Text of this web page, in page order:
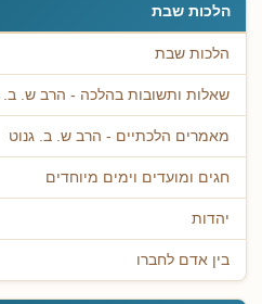
הלכות שבת
הלכות שבת
שאלות ותשובות בהלכה - הרב ש. ב.
מאמרים הלכתיים - הרב ש. ב. גנוט
חגים ומועדים וימים מיוחדים
יהדות
בין אדם לחברו